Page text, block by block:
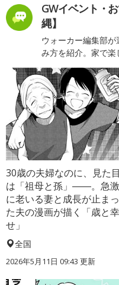
GWイベント・
縄】
ウォーカー編集部
み方を紹介。家で楽
30歳の夫婦なのに、見た目
は「祖母と孫」――。急激
に老いる妻と成長が止まっ
た夫の漫画が描く「歳と幸
せ」
全国
2026年5月11日 09:43 更新